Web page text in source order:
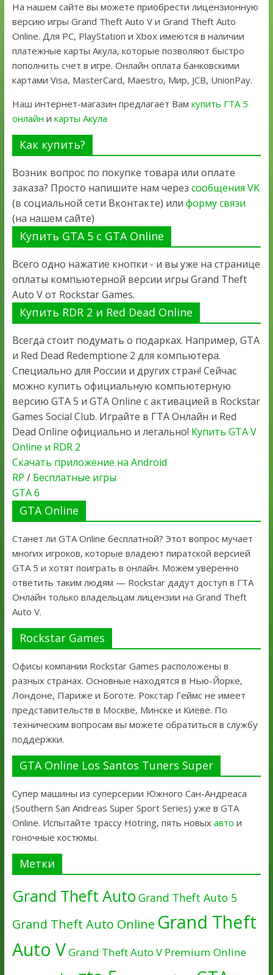
На нашем сайте вы можете приобрести лицензионную
версию игры Grand Theft Auto V и Grand Theft Auto
Online. Для PC, PlayStation и Xbox имеются в наличии
платежные карты Акула, которые позволяют быстро
пополнить счет в игре. Онлайн оплата банковскими
картами Visa, MasterCard, Maestro, Мир, JCB, UnionPay.
Наш интернет-магазин предлагает Вам купить ГТА 5
онлайн и карты Акула
Как купить?
Возник вопрос по покупке товара или оплате
заказа? Просто напишите нам через сообщения VK
(в социальной сети Вконтакте) или форму связи
(на нашем сайте)
Купить GTA 5 с GTA Online
Всего одно нажатие кнопки - и вы уже на странице
оплаты компьютерной версии игры Grand Theft
Auto V от Rockstar Games.
Купить RDR 2 и Red Dead Online
Всегда стоит подумать о подарках. Например, GTA
и Red Dead Redemptione 2 для компьютера.
Специально для России и других стран! Сейчас
можно купить официальную компьютерную
версию GTA 5 и GTA Online с активацией в Rockstar
Games Social Club. Играйте в ГТА Онлайн и Red
Dead Online официально и легально! Купить GTA V
Online и RDR 2
Скачать приложение на Android
RP / Бесплатные игры
GTA 6
GTA Online
Станет ли GTA Online бесплатной? Этот вопрос мучает
многих игроков, которые владеют пиратской версией
GTA 5 и хотят поиграть в онлайн. Можем уверенно
ответить таким людям — Rockstar дадут доступ в ГТА
Онлайн только владельцам лицензии на Grand Theft
Auto V.
Rockstar Games
Офисы компании Rockstar Games расположены в
разных странах. Основные находятся в Нью-Йорке,
Лондоне, Париже и Боготе. Рокстар Геймс не имеет
представительств в Москве, Минске и Киеве. По
техническим вопросам вы можете обратиться в службу
поддержки.
GTA Online Los Santos Tuners Super
Супер машины из суперсерии Южного Сан-Андреаса
(Southern San Andreas Super Sport Series) уже в GTA
Online. Испытайте трассу Hotring, пять новых авто и
гоночные костюмы.
Метки
Grand Theft Auto Grand Theft Auto 5
Grand Theft Auto Online Grand Theft
Auto VGrand Theft Auto V Premium Online